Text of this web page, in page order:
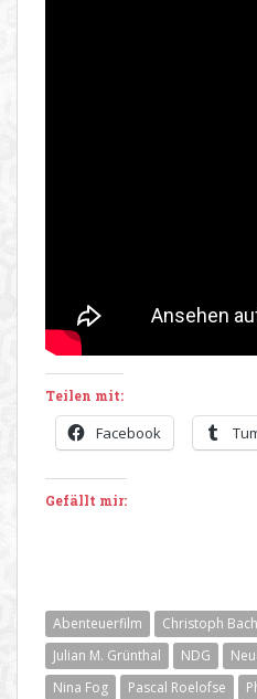
Teilen mit:
Facebook
Gefällt mir:
Abenteuerfilm Christoph Bach
Julian M. Grünthal
NDG
Nina Fog
Pascal Roelofse